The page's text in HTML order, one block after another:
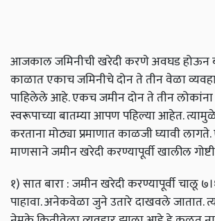
आजकाल जमिनीची खरेदी करणे अवघड
काळात एकाच जमिनीचे दोन ते तीन वेळा
पाहिलेले आहे. एकच जमीन दोन ते तीन
स्वरूपाच्या बातम्या आपण पहिल्या आहेत.
करताना मोठ्या प्रमाणात काळजी घ्यावी
माणसाने जमीन खरेदी करण्यापूर्वी खालील
१) सात बारा : जमीन खरेदी करण्यापूर्वी चालू
पाहावा. अनेकवेळा जुने उतारे दाखवले जातात.